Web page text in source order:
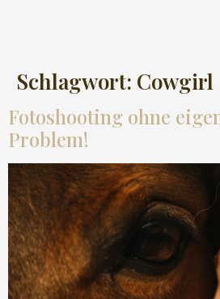
Schlagwort: Cowgirl
Fotoshooting ohne
Problem!